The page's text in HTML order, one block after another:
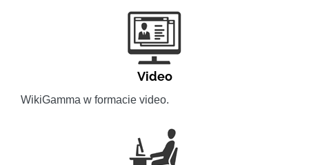
Video
WikiGamma w formacie video.